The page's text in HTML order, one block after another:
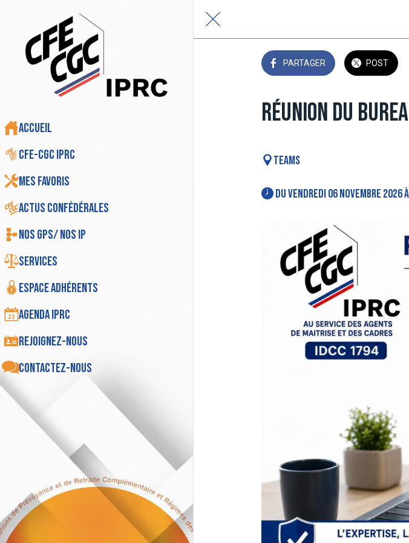
Accueil
CFE-CGC IPRC
Mes favoris
Actus Confédérales
Nos GPS/ Nos IP
Services
Espace adhérents
Agenda IPRC
Rejoignez-nous
Contactez-nous
PARTAGER POST
Réunion du
teams
Du vendredi 06 novembre 2026